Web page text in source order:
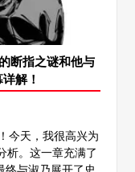
野原复活的奇特之
在涩谷事件中受重
后时刻，她突然
重要角色，却没有
的 “复活 “让很多
快，并能立即参加
醒，却能使用自
归的疑问 不仅是野
一种挥之不去的
断指之谜和他与
解！
今天，我很高兴为
析。这一章充满了